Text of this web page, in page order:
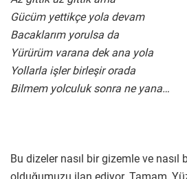
Gücüm yettikçe yola devam
Bacaklarım yorulsa da
Yürürüm varana dek ana yola
Yollarla işler birleşir orada
Bilmem yolculuk sonra ne yana…
Bu dizeler nasıl bir gizemle ve nasıl